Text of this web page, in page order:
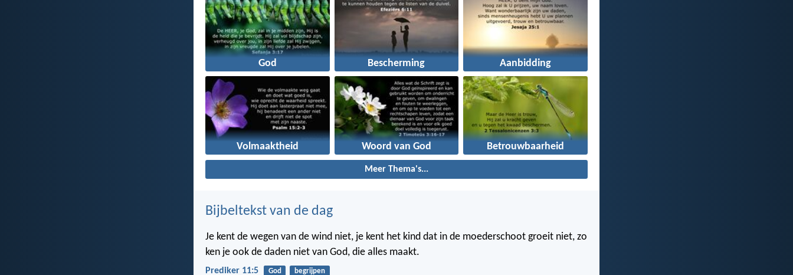
God Bescherming Aanbidding
Volmaaktheid Woord van God Betrouwbaarheid
Meer Thema's...
Bijbeltekst van de dag
Je kent de wegen van de wind niet, je kent het kind dat in de moederschoot groeit niet, zo
ken je ook de daden niet van God, die alles maakt.
Prediker 11:5 God begrijpen